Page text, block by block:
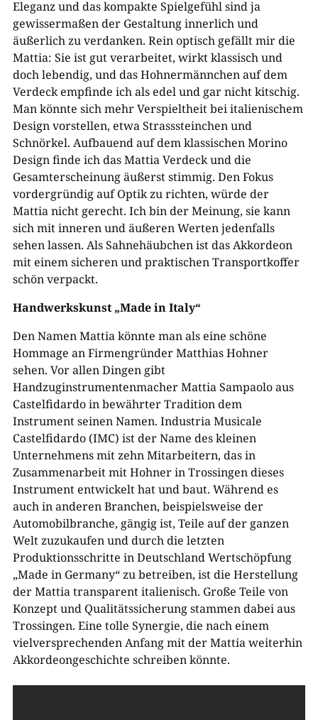
Eleganz und das kompakte Spielgefühl sind ja
gewissermaßen der Gestaltung innerlich und
äußerlich zu verdanken. Rein optisch gefällt mir die
Mattia: Sie ist gut verarbeitet, wirkt klassisch und
doch lebendig, und das Hohnermännchen auf dem
Verdeck empfinde ich als edel und gar nicht kitschig.
Man könnte sich mehr Verspieltheit bei italienischem
Design vorstellen, etwa Strasssteinchen und
Schnörkel. Aufbauend auf dem klassischen Morino
Design finde ich das Mattia Verdeck und die
Gesamterscheinung äußerst stimmig. Den Fokus
vordergründig auf Optik zu richten, würde der
Mattia nicht gerecht. Ich bin der Meinung, sie kann
sich mit inneren und äußeren Werten jedenfalls
sehen lassen. Als Sahnehäubchen ist das Akkordeon
mit einem sicheren und praktischen Transportkoffer
schön verpackt.
Handwerkskunst „Made in Italy“
Den Namen Mattia könnte man als eine schöne
Hommage an Firmengründer Matthias Hohner
sehen. Vor allen Dingen gibt
Handzuginstrumentenmacher Mattia Sampaolo aus
Castelfidardo in bewährter Tradition dem
Instrument seinen Namen. Industria Musicale
Castelfidardo (IMC) ist der Name des kleinen
Unternehmens mit zehn Mitarbeitern, das in
Zusammenarbeit mit Hohner in Trossingen dieses
Instrument entwickelt hat und baut. Während es
auch in anderen Branchen, beispielsweise der
Automobilbranche, gängig ist, Teile auf der ganzen
Welt zuzukaufen und durch die letzten
Produktionsschritte in Deutschland Wertschöpfung
„Made in Germany“ zu betreiben, ist die Herstellung
der Mattia transparent italienisch. Große Teile von
Konzept und Qualitätssicherung stammen dabei aus
Trossingen. Eine tolle Synergie, die nach einem
vielversprechenden Anfang mit der Mattia weiterhin
Akkordeongeschichte schreiben könnte.